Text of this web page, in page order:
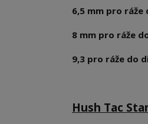
6,5 mm pro
8 mm pro ráže
9,3 pro ráže do
Hush Tac